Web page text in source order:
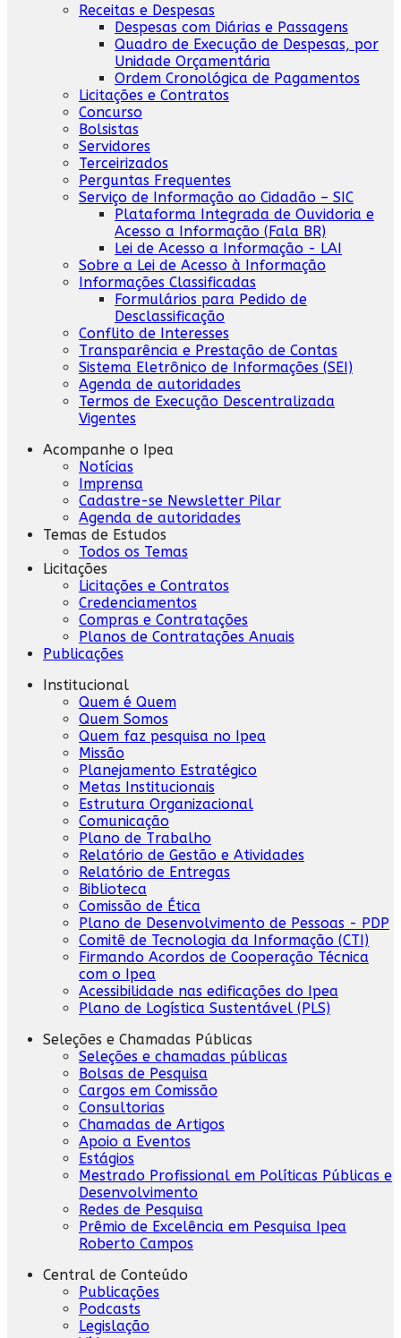
Receitas e Despesas
Despesas com Diárias e Passagens
Quadro de Execução de Despesas, por
Unidade Orçamentária
Ordem Cronológica de Pagamentos
Licitações e Contratos
Concurso
Bolsistas
Servidores
Terceirizados
Perguntas Frequentes
Serviço de Informação ao Cidadão – SIC
Plataforma Integrada de Ouvidoria e
Acesso a Informação (Fala BR)
Lei de Acesso a Informação - LAI
Sobre a Lei de Acesso à Informação
Informações Classificadas
Formulários para Pedido de
Desclassificação
Conflito de Interesses
Transparência e Prestação de Contas
Sistema Eletrônico de Informações (SEI)
Agenda de autoridades
Termos de Execução Descentralizada
Vigentes
Acompanhe o Ipea
Notícias
Imprensa
Cadastre-se Newsletter Pilar
Agenda de autoridades
Temas de Estudos
Todos os Temas
Licitações
Licitações e Contratos
Credenciamentos
Compras e Contratações
Planos de Contratações Anuais
Publicações
Institucional
Quem é Quem
Quem Somos
Quem faz pesquisa no Ipea
Missão
Planejamento Estratégico
Metas Institucionais
Estrutura Organizacional
Comunicação
Plano de Trabalho
Relatório de Gestão e Atividades
Relatório de Entregas
Biblioteca
Comissão de Ética
Plano de Desenvolvimento de Pessoas - PDP
Comitê de Tecnologia da Informação (CTI)
Firmando Acordos de Cooperação Técnica
com o Ipea
Acessibilidade nas edificações do Ipea
Plano de Logística Sustentável (PLS)
Seleções e Chamadas Públicas
Seleções e chamadas públicas
Bolsas de Pesquisa
Cargos em Comissão
Consultorias
Chamadas de Artigos
Apoio a Eventos
Estágios
Mestrado Profissional em Políticas Públicas e
Desenvolvimento
Redes de Pesquisa
Prêmio de Excelência em Pesquisa Ipea
Roberto Campos
Central de Conteúdo
Publicações
Podcasts
Legislação